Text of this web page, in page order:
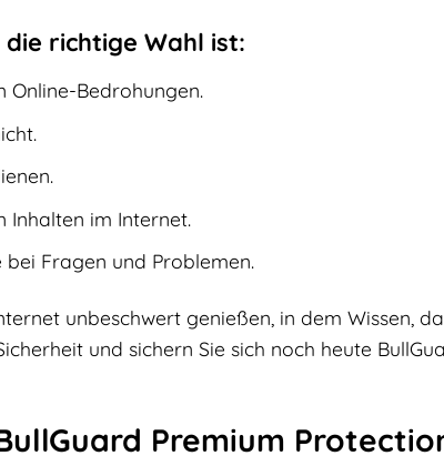
richtige Wahl ist:
Online-Bedrohungen.
Inhalten im Internet.
Fragen und Problemen.
unbeschwert genießen, in dem Wissen,
und sichern Sie sich noch heute
Premium